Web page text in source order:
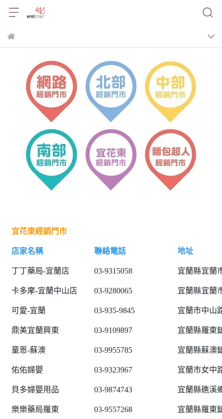
宜花東經銷門市
店家名稱 聯絡電話 地址
丁丁藥局-宜蘭店 03-9315058 宜蘭縣宜蘭
卡多摩-宜蘭中山店 03-9280065 宜蘭縣宜蘭
可愛-宜蘭 03-935-9845 宜蘭市中山
鼎美宜蘭興東 03-9109897 宜蘭縣羅東
童恩-蘇澳 03-9955785 宜蘭縣蘇澳
佑佑婦嬰 03-9323967 宜蘭市女中
貝多婦嬰用品 03-9874743 宜蘭縣礁溪
樂樂藥局羅東 03-9557268 宜蘭縣羅東